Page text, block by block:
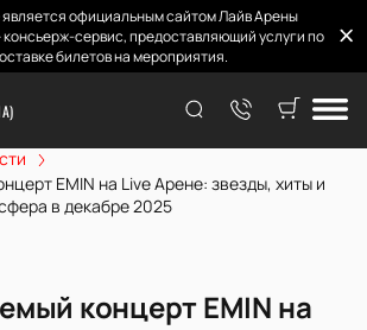
официальным сайтом Лайв Арены
сервис, предоставляющий услуги по
билетов на мероприятия.
EMIN на Live Арене: звезды, хиты и
в декабре 2025
концерт EMIN на